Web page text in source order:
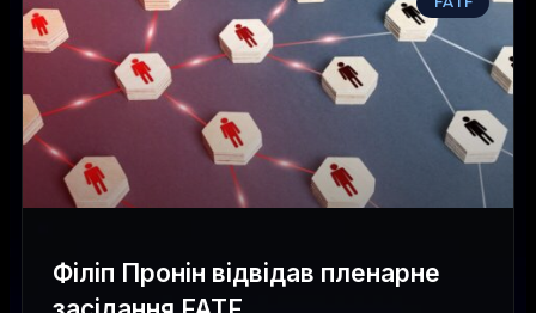
Філіп Пронін відвідав пленарне